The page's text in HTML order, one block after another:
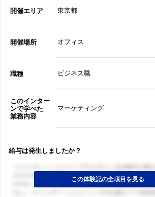
開催エリア 東京都
開催場所 オフィス
職種 ビジネス職
このインター
ンで学べた
業務内容
マーケティング
給与は発生しましたか？